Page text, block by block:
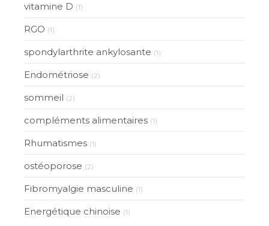
vitamine D (1)
RGO (1)
spondylarthrite ankylosante (1)
Endométriose (2)
sommeil (2)
compléments alimentaires (1)
Rhumatismes (1)
ostéoporose (2)
Fibromyalgie masculine (1)
Energétique chinoise (1)